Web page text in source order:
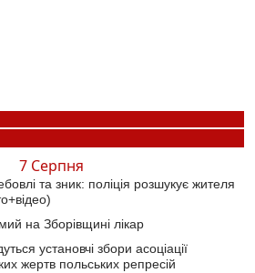
7 Серпня
та зник: поліція розшукує жителя
на Зборівщині лікар
установчі збори асоціації
жертв польських репресій